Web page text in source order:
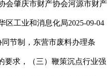
会肇庆市财产协会河源市财产
区工业和消息化局2025-09-04
节制，东营市废料办理条
要求，（三）鞭策沉点行业强